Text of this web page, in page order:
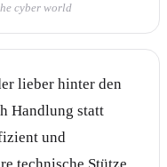
cyber world
lieber hinter den
Handlung statt
und